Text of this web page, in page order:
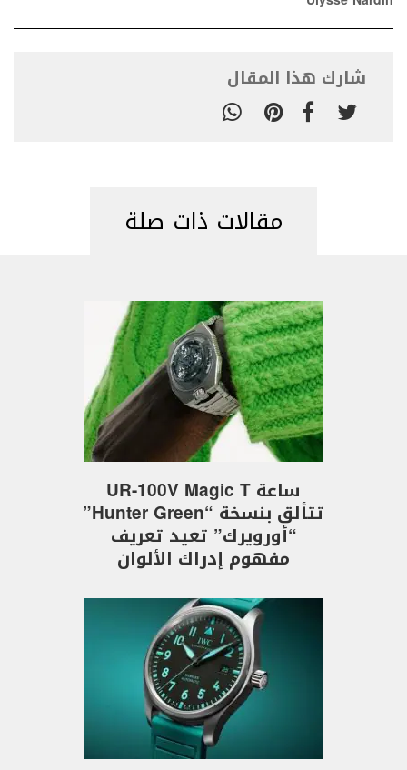
شارك هذا المقال
مقالات ذات صلة
ساعة UR-100V Magic T
تتألق بنسخة “Hunter Green”
“أورويرك” تعيد تعريف
مفهوم إدراك الألوان